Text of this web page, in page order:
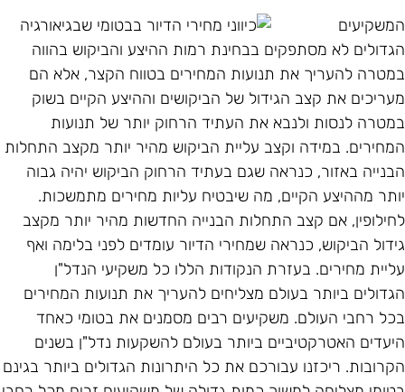
לא מסתפקים בבחינת רמות ההיצע והביקוש בהווה
להעריך את תנועות המחירים בטווח הקצר, אלא הם
את קצב הגידול של הביקושים וההיצע הקיים בשוק
לנסות ולנבא את העתיד הרחוק יותר של תנועות
במידה וקצב עליית הביקוש מהיר יותר מקצב התחלות
באזור, כנראה שגם בעתיד הרחוק הביקוש יהיה גבוה
מההיצע הקיים, מה שיבטיח עליות מחירים מתמשכות.
אם קצב התחלות הבנייה החדשות מהיר יותר מקצב
הביקוש, כנראה שמחירי הדיור עומדים לפני בלימה ואף
מחירים. בעזרת הנקודות הללו כל משקיעי הנדל"ן
ביותר בעולם מצליחים להעריך את תנועות המחירים
רחבי העולם. משקיעים רבים מסמנים את בטומי כאחד
האטרקטיביים ביותר בעולם להשקעות נדל"ן בשנים
ריכזנו עבורכם את כל היתרונות הגדולים ביותר בגינם